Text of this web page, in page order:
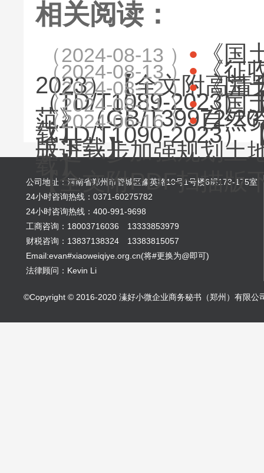
相关阅读：
（2024-08-13 ）
《
2023）【全文附高清
（2024-08-13 ） 《征
（TD/T1089-2023）
载】
（2024-08-12 ） 《国
范》（GB/T39972-
版下载】
（2024-08-11 ） 《国
（TD/T1090-2023）
载】
（2024-06-16 ） 自然
于进一步加强规划土
【全文附PDF扫描版
公司地址：河南省郑州市管城区豫英路10号1号楼6层173-175室
24小时咨询热线：0371-60275782
24小时咨询热线：400-991-9698
工商咨询：18003716036 13333853979
财税咨询：13837138324 13383815057
Email:evan#xiaoweiqiye.org.cn(将#更换为@即可)
法律顾问：Kevin Li
©Copyright © 2016-2020 溱好小微企业商务秘书（郑州）有限公